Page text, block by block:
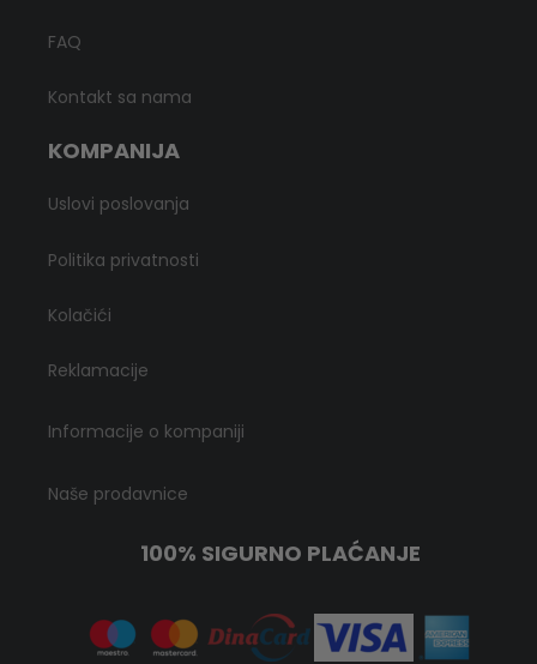
FAQ
Kontakt sa nama
KOMPANIJA
Uslovi poslovanja
Politika privatnosti
Kolačići
Reklamacije
Informacije o kompaniji
Naše prodavnice
100% SIGURNO PLAĆANJE